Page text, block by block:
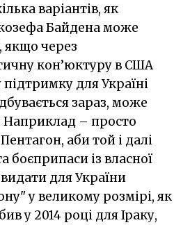
варіантів, як
Байдена може
якщо через
кон’юктуру в США
підтримку для Україні
зараз, може
Наприклад – просто
аби той і далі
боєприпаси із власної
для України
у великому розмірі, як
у 2014 році для Іраку,